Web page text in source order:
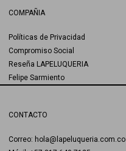
COMPAÑIA
Políticas de Privacidad
Compromiso Social
Reseña LAPELUQUERIA
Felipe Sarmiento
CONTACTO
Correo: hola@lapeluqueria.com.co